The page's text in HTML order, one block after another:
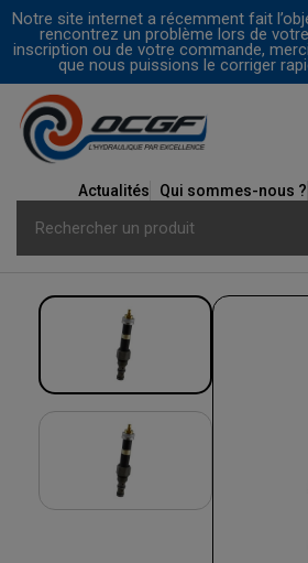
Notre site internet a récemment fait
rencontrez un problème lors de
inscription ou de votre commande,
que nous puissions le corriger
Actualités Qui sommes-nous ?